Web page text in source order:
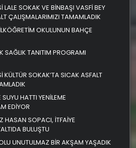
LALE SOKAK VE BİNBAŞI VASFİ BEY
ÇALIŞMALARIMIZI TAMAMLADIK
OKULUNUN BAHÇE
SAĞLIK TANITIM PROGRAMI
KÜLTÜR SOKAK’TA SICAK ASFALT
HATTI YENİLEME
EDİYOR
HASAN SOPACI, İTFAİYE
BULUŞTU
UNUTULMAZ BİR AKŞAM YAŞADIK